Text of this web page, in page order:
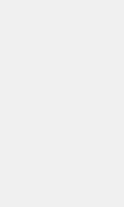
de una
arboledas,